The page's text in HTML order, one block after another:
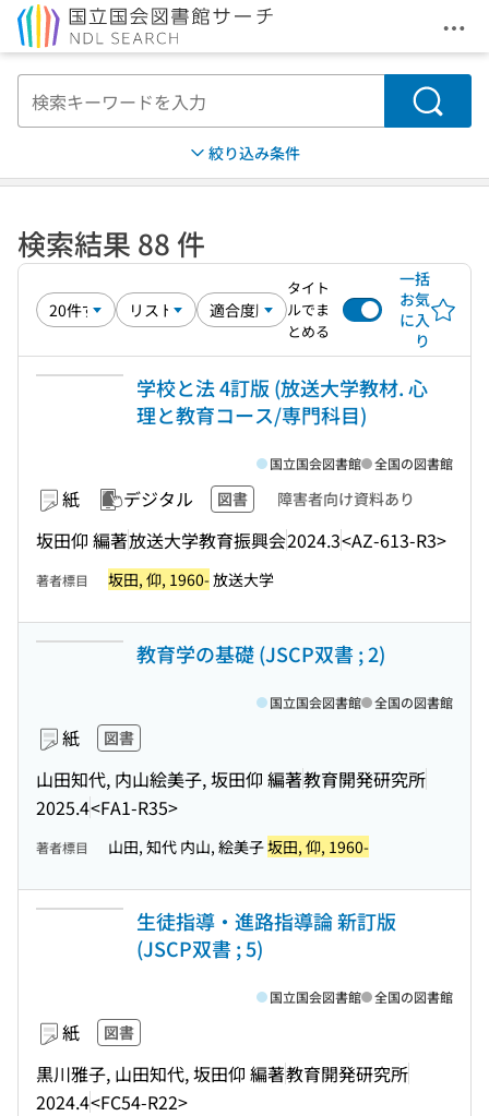
メ
検索
絞り込み条件
検索結果 88 件
タイト
ルでま
とめる
一括
お気
に入
り
学校と法 4訂版 (放送大学教材. 心
理と教育コース/専門科目)
紙 デジタル 図書 障害者向け資料あり
坂田仰 編著放送大学教育振興会2024.3<AZ-613-R3>
国立国会図書館 全国の図書館
著者標目 坂田, 仰, 1960-放送大学
教育学の基礎 (JSCP双書 ; 2)
紙 図書
山田知代, 内山絵美子, 坂田仰 編著教育開発研究所
2025.4<FA1-R35>
国立国会図書館 全国の図書館
著者標目 山田, 知代 内山, 絵美子坂田, 仰, 1960-
生徒指導・進路指導論 新訂版
(JSCP双書 ; 5)
紙 図書
黒川雅子, 山田知代, 坂田仰 編著教育開発研究所
2024.4<FC54-R22>
国立国会図書館 全国の図書館